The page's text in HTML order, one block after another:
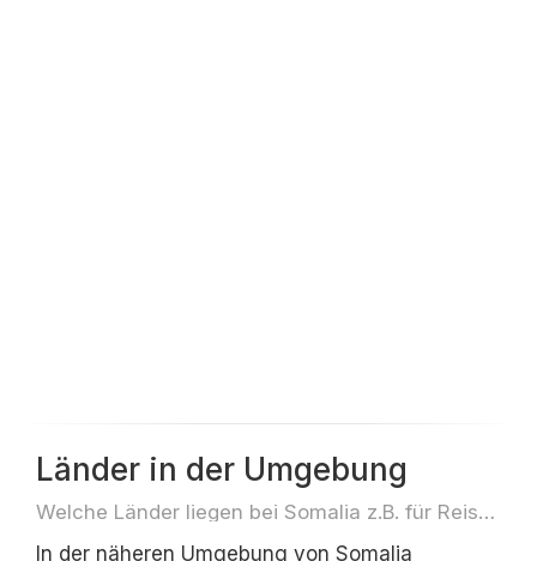
Länder in der Umgebung
Welche Länder liegen bei Somalia z.B. für Reisen oder Flüge
In der näheren Umgebung von Somalia